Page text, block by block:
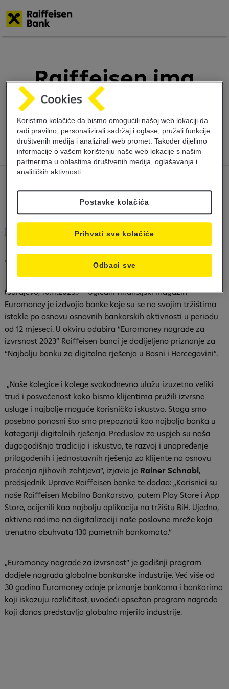
Raiffeisen ima
najbolja digitalna
rješenja u BiH
• Euromoney nagrade za izvrsnost 2023
(Sarajevo, 10.11.2023.) – Ugledni finansijski magazin
Euromoney je izdvojio banke koje su se na svojim tržištima
istakle po osnovu osnovnih bankarskih aktivnosti u periodu
od 12 mjeseci. U okviru odabira “Euromoney nagrade za
izvrsnost 2023” Raiffeisen banci je dodijeljeno priznanje za
“Najbolju banku za digitalna rješenja u Bosni i Hercegovini”.
„Naše kolegice i kolege svakodnevno ulažu izuzetno veliki
trud i posvećenost kako bismo klijentima pružili izvrsne
usluge i najbolje moguće korisničko iskustvo. Stoga smo
posebno ponosni što smo prepoznati kao najbolja banka u
kategoriji digitalnih rješenja. Preduslov za uspjeh su naša
dugogodišnja tradicija i iskustvo, te razvoj i unapređenje
prilagođenih i jednostavnih rješenja za klijente na osnovu
praćenja njihovih zahtjeva“, izjavio je Rainer Schnabl,
predsjednik Uprave Raiffeisen banke te dodao: „Korisnici su
naše Raiffeisen Mobilno Bankarstvo, putem Play Store i App
Store, ocijenili kao najbolju aplikaciju na tržištu BiH. Ujedno,
aktivno radimo na digitalizaciji naše poslovne mreže koja
trenutno obuhvata 130 pametnih bankomata.“
„Euromoney nagrade za izvrsnost“ je godišnji program
dodjele nagrada globalne bankarske industrije. Već više od
30 godina Euromoney odaje priznanje bankama i bankarima
koji iskazuju različitost, uvodeći opsežan program nagrada
koji danas predstavlja globalno mjerilo industrije.
Koristimo kolačiće da bismo omogućili našoj web lokaciji da
radi pravilno, personalizirali sadržaj i oglase, pružali funkcije
društvenih medija i analizirali web promet. Također dijelimo
informacije o vašem korištenju naše web lokacije s našim
partnerima u oblastima društvenih medija, oglašavanja i
analitičkih aktivnosti.
Postavke kolačića
Odbaci sve
Prihvati sve kolačiće